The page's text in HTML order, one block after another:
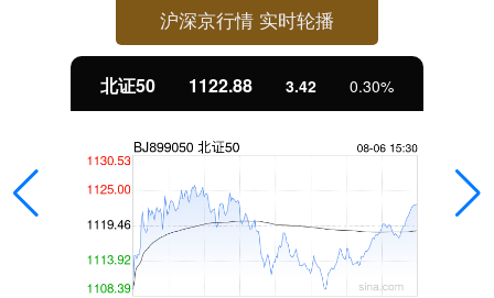
沪深京行情 实时轮播
北证50 1122.88 3.42 0.30%